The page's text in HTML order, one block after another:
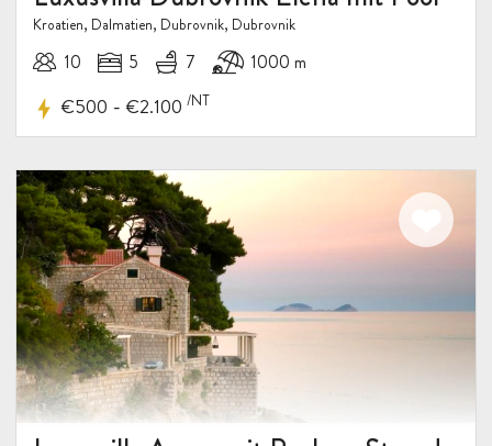
Kroatien, Dalmatien, Dubrovnik, Dubrovnik
10 5 7 1000 m
€500 - €2.100 /NT